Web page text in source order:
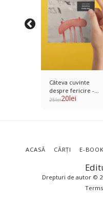
Câteva cuvinte
despre fericire -
Seneca - Ilustrator
25lei20lei
Drepturi de autor ©
Terms
ACASĂ CĂRȚI E-BOOK